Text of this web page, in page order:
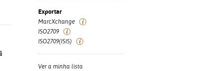
Exportar
MarcXchange
ISO2709
ISO2709(ISIS)
Ver a minha lista